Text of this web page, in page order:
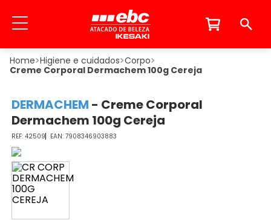
Higiene e cuidados Corpo
Creme Corporal Dermachem 100g Cereja
DERMACHEM - Creme Corporal
Dermachem 100g Cereja
42509 7908346903883